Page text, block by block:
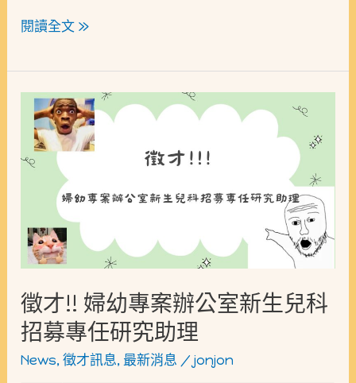
閱讀全文 »
徵才!! 婦幼專案辦公室新生兒科
招募專任研究助理
News,徵才訊息, 最新消息 /jonjon
才!!
婦
案
辦
公
室
新